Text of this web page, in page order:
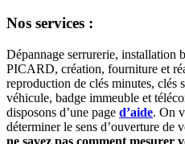
Nos services :
Dépannage serrurerie, installation
PICARD, création, fourniture et
reproduction de clés minutes, clés
véhicule, badge immeuble et
disposons d’une page d’aide. On
déterminer le sens d’ouverture de
ne savez pas comment mesurer